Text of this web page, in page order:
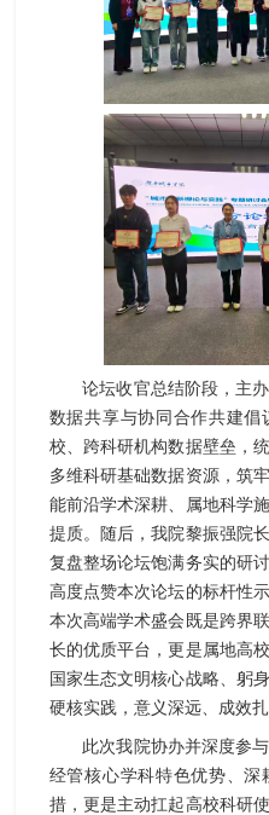
论坛收官总结阶段，主
数据共享与协同合作共建倡
校、跨科研机构数据壁垒，
多维科研基础数据资源，筑
能前沿学术深耕、属地科学
提质。随后，我院黎振强院
复盘整场论坛饱满务实的研
高度点赞本次论坛的标杆性
本次高端学术盛会既是跨界
长的优质平台，更是属地高
国家生态文明核心战略、躬
硬核实践，意义深远、成效扎
此次我院协办并深度参
经管核心学科特色优势、
措，更是主动扛起高校科研